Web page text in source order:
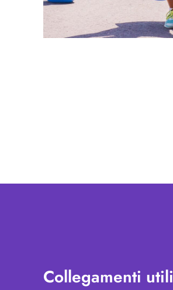
Collegamenti utili